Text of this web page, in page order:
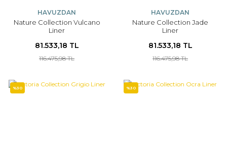
HAVUZDAN
Nature Collection Vulcano
Liner
81.533,18 TL
116.475,98 TL
HAVUZDAN
Nature Collection Jade
Liner
81.533,18 TL
116.475,98 TL
%30 %30